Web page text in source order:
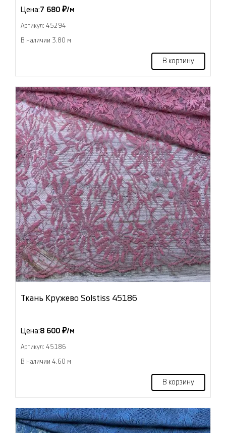
Цена:7 680 ₽/м
Артикул: 45294
В наличии 3.80 м
В корзину
Ткань Кружево Solstiss 45186
Цена:8 600 ₽/м
Артикул: 45186
В наличии 4.60 м
В корзину